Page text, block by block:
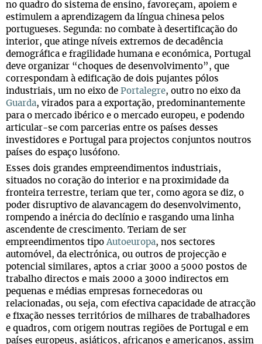
no quadro do sistema de ensino, favoreçam, apoiem e
estimulem a aprendizagem da língua chinesa pelos
portugueses. Segunda: no combate à desertificação do
interior, que atinge níveis extremos de decadência
demográfica e fragilidade humana e económica, Portugal
deve organizar “choques de desenvolvimento”, que
correspondam à edificação de dois pujantes pólos
industriais, um no eixo de Portalegre, outro no eixo da
Guarda, virados para a exportação, predominantemente
para o mercado ibérico e o mercado europeu, e podendo
articular-se com parcerias entre os países desses
investidores e Portugal para projectos conjuntos noutros
países do espaço lusófono.
Esses dois grandes empreendimentos industriais,
situados no coração do interior e na proximidade da
fronteira terrestre, teriam que ter, como agora se diz, o
poder disruptivo de alavancagem do desenvolvimento,
rompendo a inércia do declínio e rasgando uma linha
ascendente de crescimento. Teriam de ser
empreendimentos tipoAutoeuropa, nos sectores
automóvel, da electrónica, ou outros de projecção e
potencial similares, aptos a criar 3000 a 5000 postos de
trabalho directos e mais 2000 a 3000 indirectos em
pequenas e médias empresas fornecedoras ou
relacionadas, ou seja, com efectiva capacidade de atracção
e fixação nesses territórios de milhares de trabalhadores
e quadros, com origem noutras regiões de Portugal e em
países europeus, asiáticos, africanos e americanos, assim